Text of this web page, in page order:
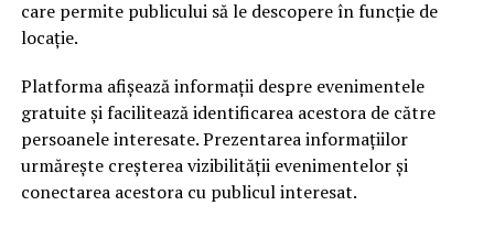
care permite publicului să le descopere în funcție de
locație.
Platforma afișează informații despre evenimentele
gratuite și facilitează identificarea acestora de către
persoanele interesate. Prezentarea informațiilor
urmărește creșterea vizibilității evenimentelor și
conectarea acestora cu publicul interesat.